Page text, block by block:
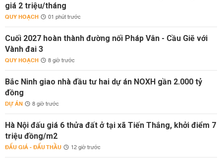
giá 2 triệu/tháng
QUY HOẠCH 01 phút trước
Cuối 2027 hoàn thành đường nối Pháp Vân - Cầu Giẽ với
Vành đai 3
QUY HOẠCH 8 giờ trước
Bắc Ninh giao nhà đầu tư hai dự án NOXH gần 2.000 tỷ
đồng
DỰ ÁN 8 giờ trước
Hà Nội đấu giá 6 thửa đất ở tại xã Tiến Thắng, khởi điểm 7
triệu đồng/m2
ĐẤU GIÁ - ĐẤU THẦU 12 giờ trước